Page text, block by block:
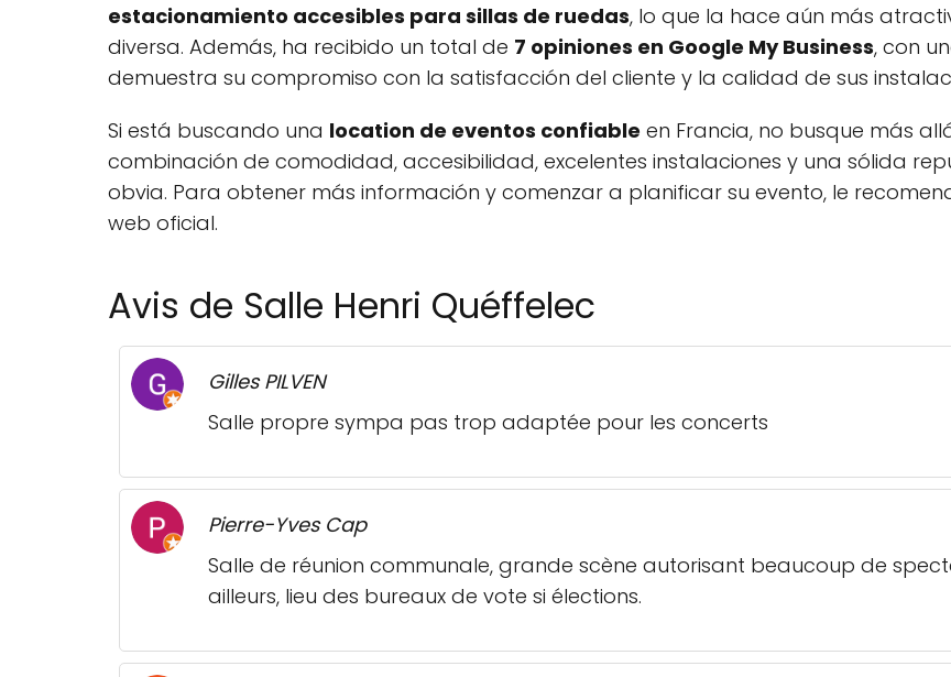
estacionamiento accesibles para sillas de ruedas, lo que la hace aún más
diversa. Además, ha recibido un total de 7 opiniones en Google My Business, con
demuestra su compromiso con la satisfacción del cliente y la calidad de sus
Si está buscando una location de eventos confiable en Francia, no busque más
combinación de comodidad, accesibilidad, excelentes instalaciones y una sólida
obvia. Para obtener más información y comenzar a planificar su evento, le
web oficial.
Avis de Salle Henri Quéffelec
Gilles PILVEN
Salle propre sympa pas trop adaptée pour les concerts
Pierre-Yves Cap
Salle de réunion communale, grande scène autorisant beaucoup de
ailleurs, lieu des bureaux de vote si élections.